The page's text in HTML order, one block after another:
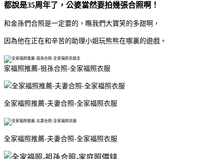
都說是35周年了，公婆當然要拍幾張合照啊！
和金孫們合照是一定要的，瞧我們大寶笑的多甜啊，
因為他在正在和辛苦的助理小姐玩熊熊在哪裏的遊戲。
全
家福照推薦-祖孫合照-全家福照衣服
全家福照推薦-夫妻合照-全家福照衣服
全家福照推薦-夫妻合照-全家福照衣服